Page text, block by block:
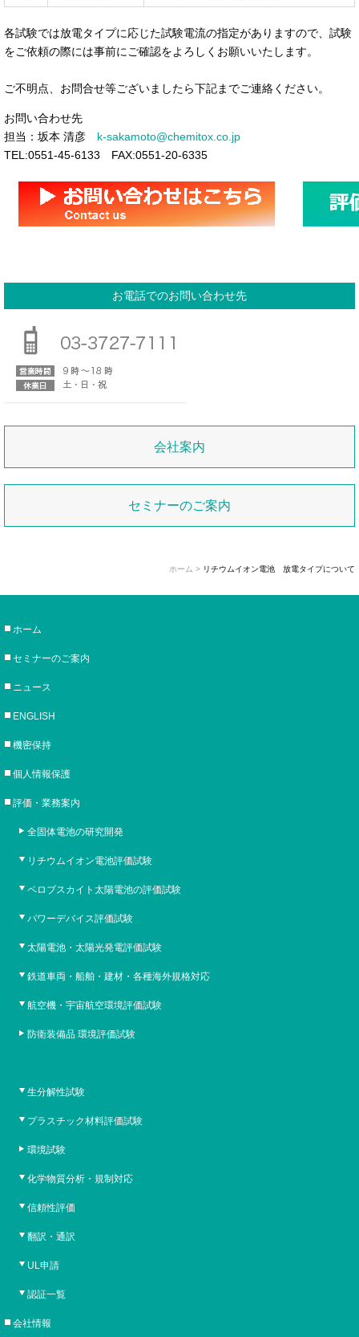
各試験では放電タイプに応じた試験電流の指定がありますので、試験
をご依頼の際には事前にご確認をよろしくお願いいたします。
ご不明点、お問合せ等ございましたら下記までご連絡ください。
お問い合わせ先
担当：坂本 清彦 k-sakamoto@chemitox.co.jp
TEL:0551-45-6133 FAX:0551-20-6335
お電話でのお問い合わせ先
会社案内
セミナーのご案内
ホーム > リチウムイオン電池 放電タイプについて
ホーム
セミナーのご案内
ニュース
ENGLISH
機密保持
個人情報保護
評価・業務案内
全固体電池の研究開発
リチウムイオン電池評価試験
ペロブスカイト太陽電池の評価試験
パワーデバイス評価試験
太陽電池・太陽光発電評価試験
鉄道車両・船舶・建材・各種海外規格対応
航空機・宇宙航空環境評価試験
防衛装備品 環境評価試験
生分解性試験
プラスチック材料評価試験
環境試験
化学物質分析・規制対応
信頼性評価
翻訳・通訳
UL申請
認証一覧
会社情報